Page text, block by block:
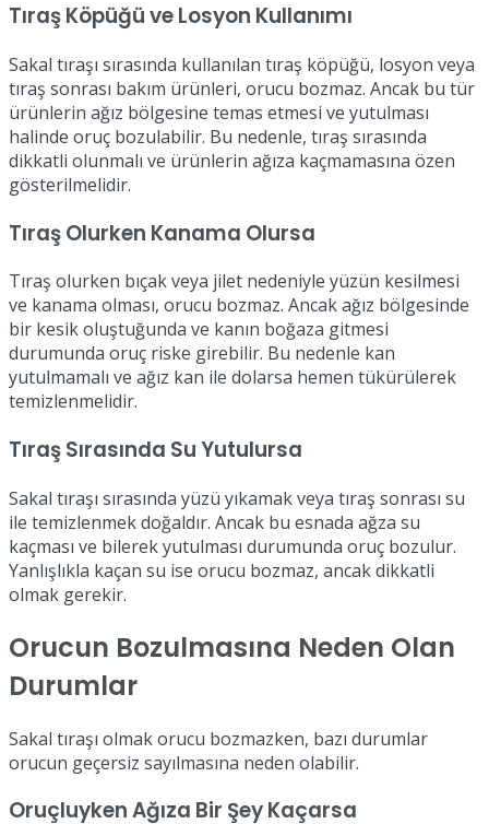
Tıraş Köpüğü ve Losyon Kullanımı
Sakal tıraşı sırasında kullanılan tıraş köpüğü, losyon veya
tıraş sonrası bakım ürünleri, orucu bozmaz. Ancak bu tür
ürünlerin ağız bölgesine temas etmesi ve yutulması
halinde oruç bozulabilir. Bu nedenle, tıraş sırasında
dikkatli olunmalı ve ürünlerin ağıza kaçmamasına özen
gösterilmelidir.
Tıraş Olurken Kanama Olursa
Tıraş olurken bıçak veya jilet nedeniyle yüzün kesilmesi
ve kanama olması, orucu bozmaz. Ancak ağız bölgesinde
bir kesik oluştuğunda ve kanın boğaza gitmesi
durumunda oruç riske girebilir. Bu nedenle kan
yutulmamalı ve ağız kan ile dolarsa hemen tükürülerek
temizlenmelidir.
Tıraş Sırasında Su Yutulursa
Sakal tıraşı sırasında yüzü yıkamak veya tıraş sonrası su
ile temizlenmek doğaldır. Ancak bu esnada ağza su
kaçması ve bilerek yutulması durumunda oruç bozulur.
Yanlışlıkla kaçan su ise orucu bozmaz, ancak dikkatli
olmak gerekir.
Orucun Bozulmasına Neden Olan
Durumlar
Sakal tıraşı olmak orucu bozmazken, bazı durumlar
orucun geçersiz sayılmasına neden olabilir.
Oruçluyken Ağıza Bir Şey Kaçarsa